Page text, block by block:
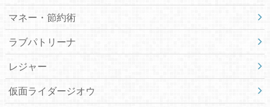
マネー・節約術
ラブパトリーナ
レジャー
仮面ライダージオウ